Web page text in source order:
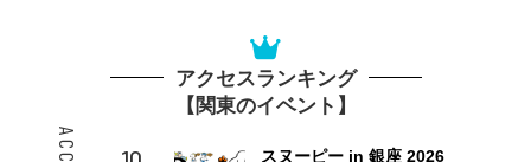
アクセスランキング
【関東のイベント】
スヌーピー in 銀座 2026